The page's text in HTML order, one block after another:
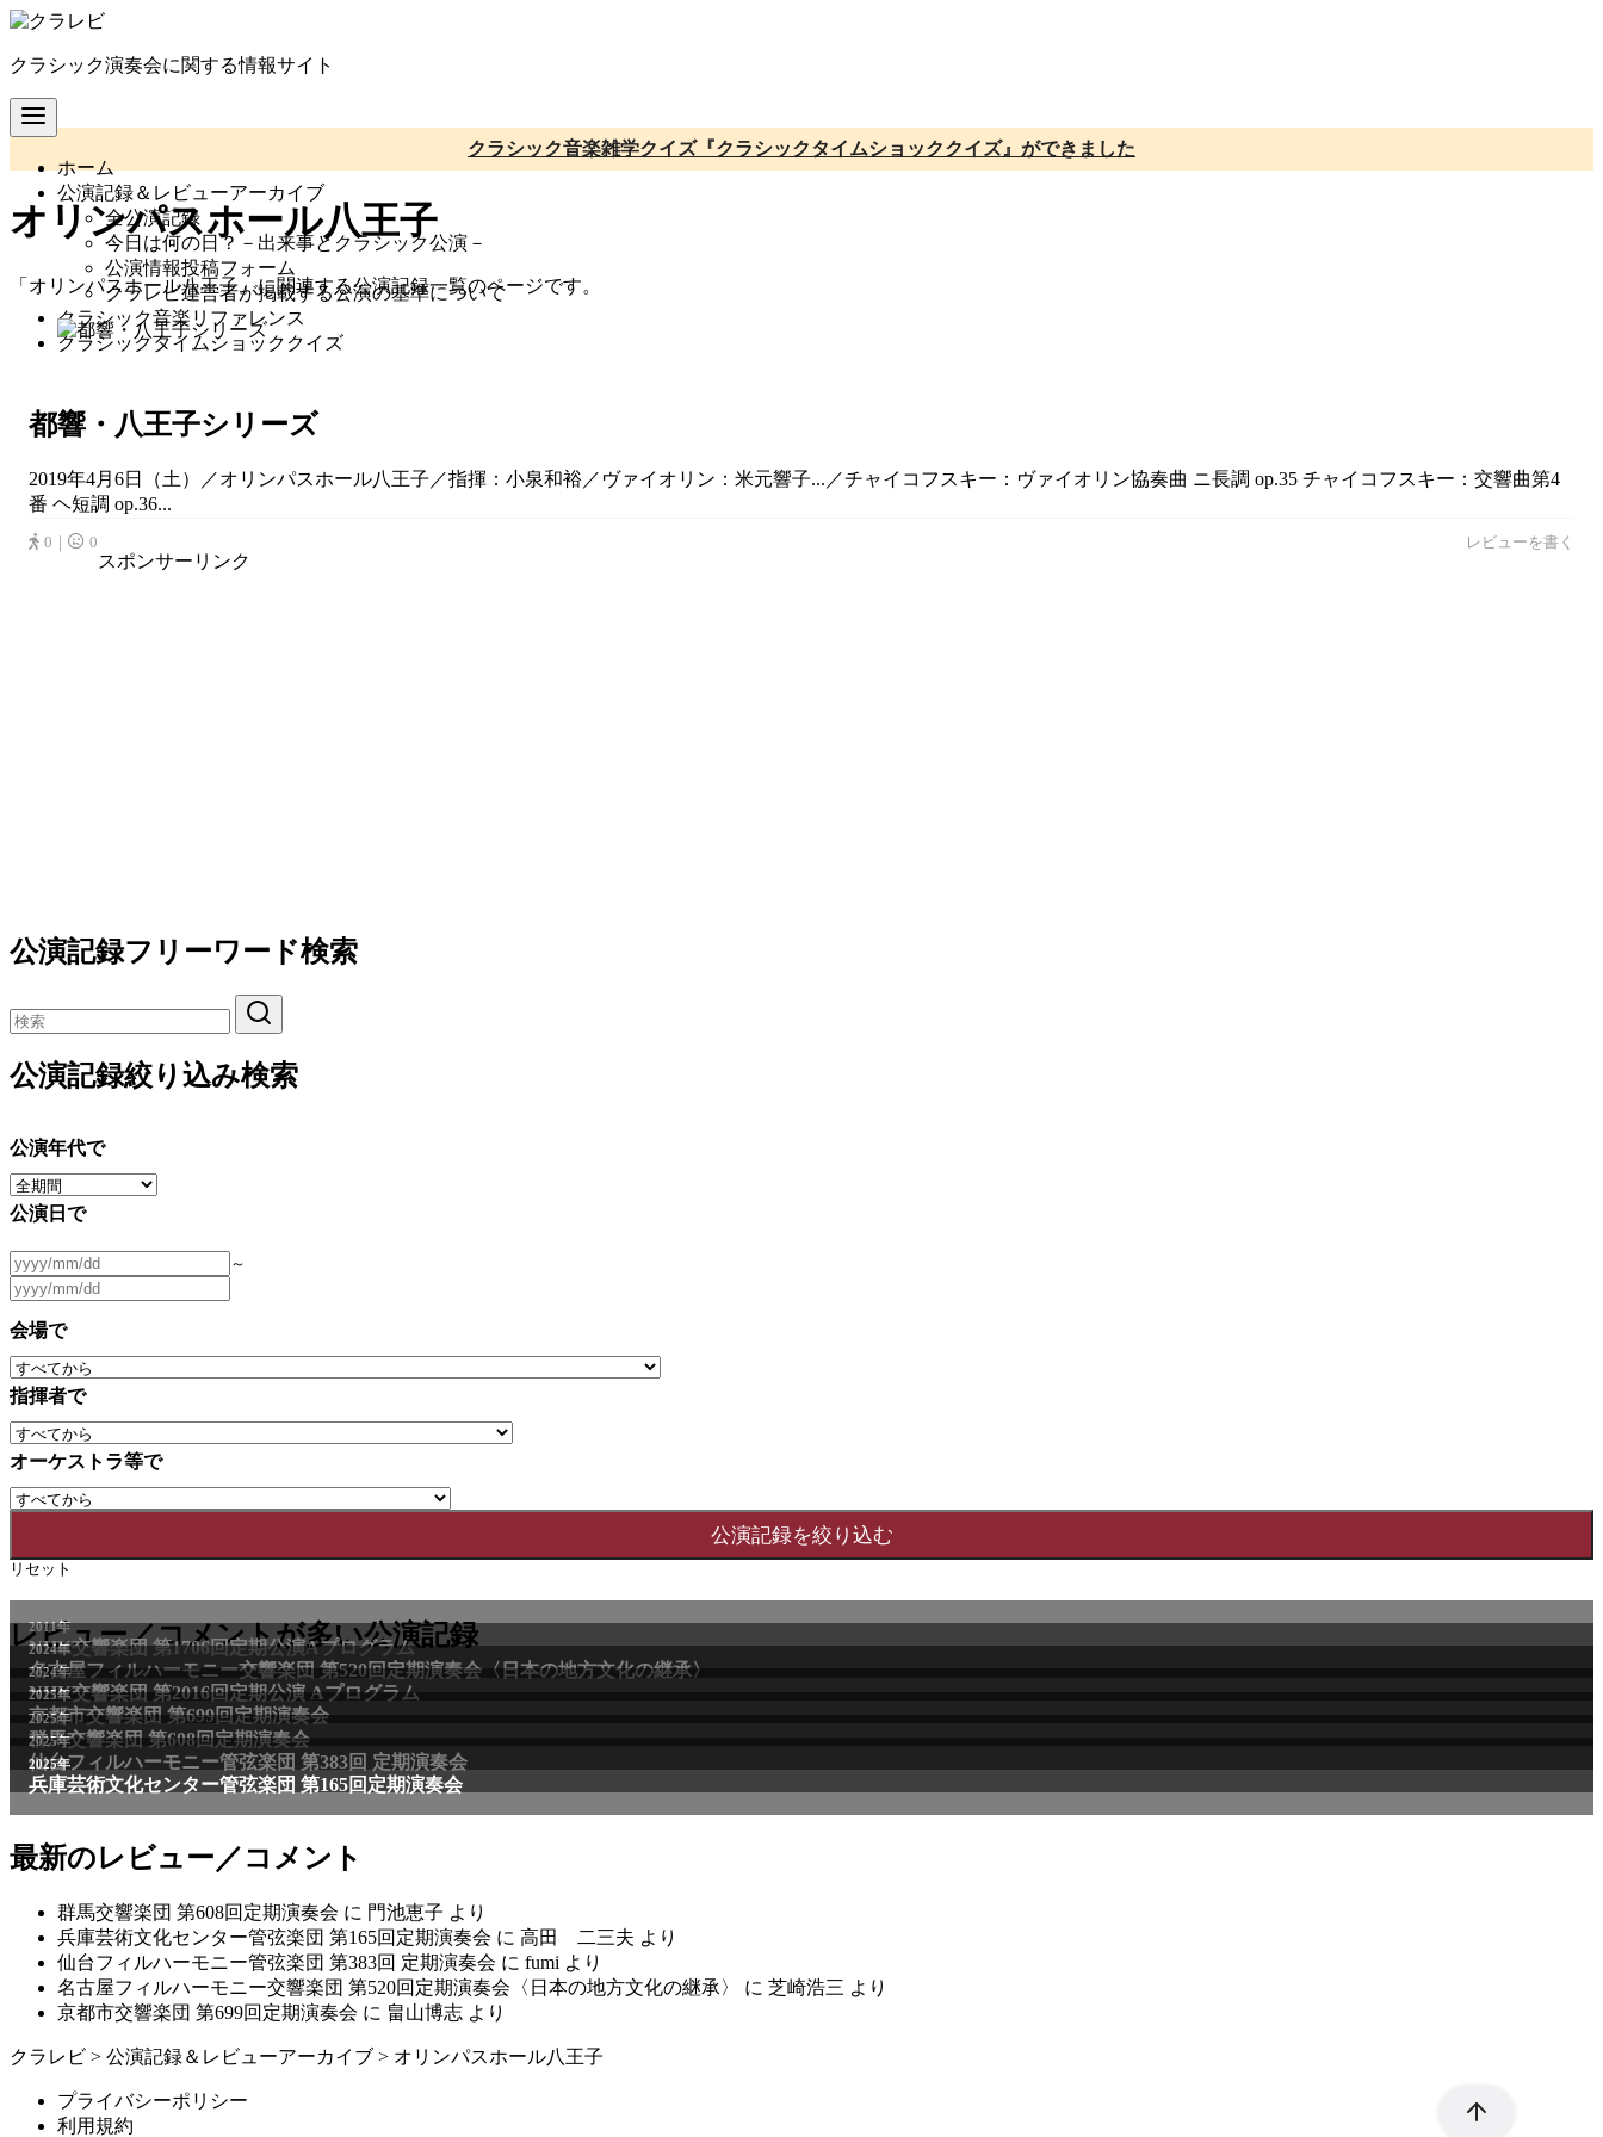
コ
テ
ン
ツ
移
クラシック演奏会に関する情報サイト
ホーム
公演記録＆レビューアーカイブ
全公演記録
今日は何の日？－出来事とクラシック公演－
公演情報投稿フォーム
クラレビ運営者が掲載する公演の基準について
クラシック音楽リファレンス
クラシックタイムショッククイズ
クラシック音楽雑学クイズ『クラシックタイムショッククイズ』ができました
オリンパスホール八王子
「オリンパスホール八王子」に関連する公演記録一覧のページです。
都響・八王子シリーズ
2019年4月6日（土）／オリンパスホール八王子／指揮：小泉和裕／ヴァイオリン：米元響子...／チャイコフスキー：ヴァイオリン協奏曲 ニ長調 op.35 チャイコフスキー：交響曲第4
番 ヘ短調 op.36...
0｜ 0 レビューを書く
スポンサーリンク
公演記録フリーワード検索
公演記録絞り込み検索
公演年代で
公演日で
～
会場で
指揮者で
オーケストラ等で
リセット
レビュー／コメントが多い公演記録
2011年
NHK交響楽団 第1706回定期公演Aプログラム
2024年
名古屋フィルハーモニー交響楽団 第520回定期演奏会〈日本の地方文化の継承〉
2024年
NHK交響楽団 第2016回定期公演 Aプログラム
2025年
京都市交響楽団 第699回定期演奏会
2025年
群馬交響楽団 第608回定期演奏会
2025年
仙台フィルハーモニー管弦楽団 第383回 定期演奏会
2025年
兵庫芸術文化センター管弦楽団 第165回定期演奏会
最新のレビュー／コメント
群馬交響楽団 第608回定期演奏会 に 門池恵子 より
兵庫芸術文化センター管弦楽団 第165回定期演奏会 に 高田 二三夫 より
仙台フィルハーモニー管弦楽団 第383回 定期演奏会 に fumi より
名古屋フィルハーモニー交響楽団 第520回定期演奏会〈日本の地方文化の継承〉
に 芝崎浩三 より
京都市交響楽団 第699回定期演奏会 に 畠山博志 より
クラレビ > 公演記録＆レビューアーカイブ > オリンパスホール八王子
プライバシーポリシー
利用規約